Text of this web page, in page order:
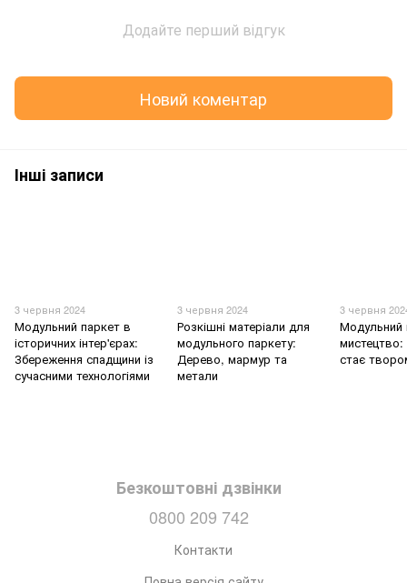
Додайте перший відгук
Новий коментар
Інші записи
3 червня 2024
Модульний паркет в
історичних інтер'єрах:
Збереження спадщини із
сучасними технологіями
3 червня 2024
Розкішні матеріали для
модульного паркету:
Дерево, мармур та
метали
3 червня
Модульний
мистецтво:
стає
Безкоштовні дзвінки
0800 209 742
Контакти